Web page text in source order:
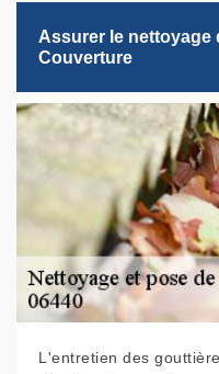
Assurer le nettoyage
Couverture
L'entretien des